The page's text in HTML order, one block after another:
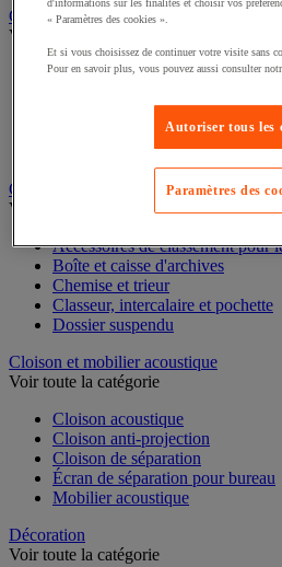
Chauffage, climatisation et traitement de
Voir toute la catégorie
Rafraîchisseur d'air
Traitement de l'air
Classement et archivage
Accessoires de classement pour
Boîte et caisse d'archives
Chemise et trieur
Classeur, intercalaire et pochette
Cloison et mobilier acoustique
Cloison acoustique
Cloison anti-projection
Cloison de séparation
Écran de séparation pour bureau
Décoration
d'informations sur les finalités et choisir vos
« Paramètres des cookies ».
Et si vous choisissez de continuer votre visite sans
Pour en savoir plus, vous pouvez aussi consulter
Autoriser tous les
Paramètres des